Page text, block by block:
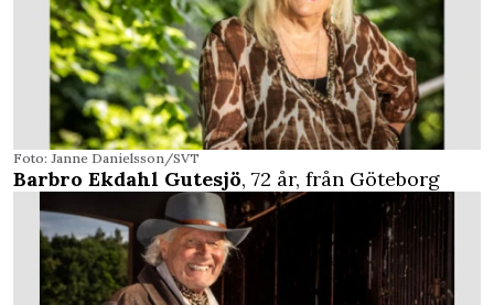
Foto: Janne Danielsson/SVT
Barbro Ekdahl Gutesjö, 72 år, från Göteborg